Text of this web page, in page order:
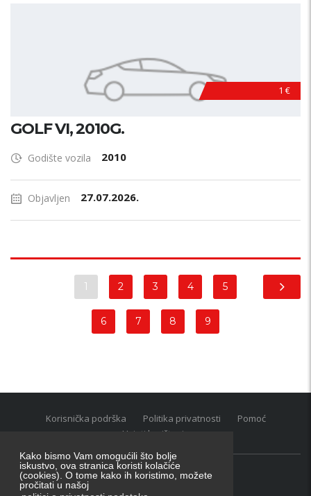
Kako bismo Vam omogućili što bolje
iskustvo, ova stranica koristi kolačiće
(cookies). O tome kako ih koristimo, možete
pročitati u našoj
1 €
GOLF VI, 2010G.
Godište vozila 2010
Objavljen 27.07.2026.
1 2 3 4 5
6 7 8 9
Korisnička podrška Politika privatnosti
Pomoć
Uvjeti korištenja
Oglasnik grupacija:posao.hr|oglasnik.hr|auti.hr